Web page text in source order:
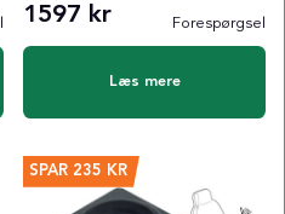
1597 kr Forespørgsel
Læs mere
SPAR 235 KR